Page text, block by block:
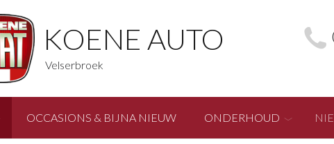
KOENE AUTO
Velserbroek
OCCASIONS & BIJNA NIEUW ONDERHOUD